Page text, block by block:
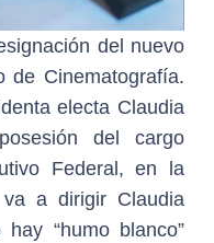
del nuevo
de Cinematografía.
electa Claudia
del cargo
Federal, en la
a dirigir Claudia
“humo blanco”